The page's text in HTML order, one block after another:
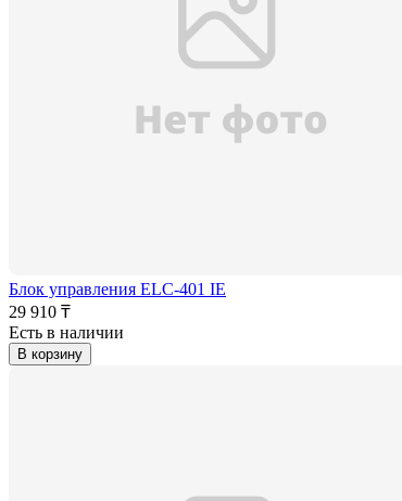
Блок управления ELC-401 IE
29 910 ₸
Есть в наличии
В корзину